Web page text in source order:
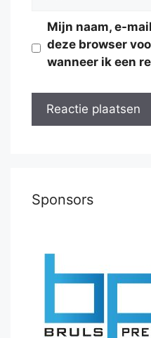
Mijn naam, e-
deze browser
wanneer ik een
Sponsors